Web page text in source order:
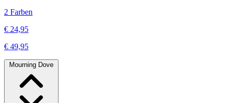
2 Farben
€ 24,95
€ 49,95
Mourning Dove